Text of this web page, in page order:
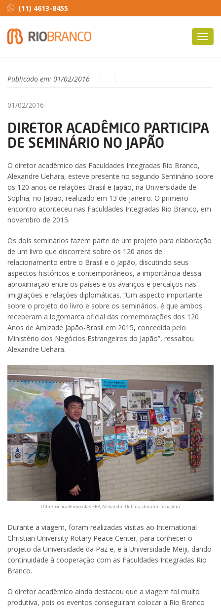
(11) 4613-8455
Publicado em: 01/02/2016
01/02/2016
DIRETOR ACADÊMICO PARTICIPA
DE SEMINÁRIO NO JAPÃO
O diretor acadêmico das Faculdades Integradas Rio Branco,
Alexandre Uehara, esteve presente no segundo Seminário sobre
os 120 anos de relações Brasil e Japão, na Universidade de
Sophia, no Japão, realizado em 13 de janeiro. O primeiro
encontro aconteceu nas Faculdades Integradas Rio Branco, em
novembro de 2015.
Os dois seminários fazem parte de um projeto para elaboração
de um livro que discorrerá sobre os 120 anos de
relacionamento entre o Brasil e o Japão, discutindo seus
aspectos históricos e contemporâneos, a importância dessa
aproximação entre os países e os avanços e percalços nas
imigrações e relações diplomáticas. “Um aspecto importante
sobre o projeto do livro e sobre os seminários, é que ambos
receberam a logomarca oficial das comemorações dos 120
Anos de Amizade Japão-Brasil em 2015, concedida pelo
Ministério dos Negócios Estrangeiros do Japão”, ressaltou
Alexandre Uehara.
O diretor acadêmico das FRB, Alexandre Uehara, durante a viagem
Durante a viagem, foram realizadas visitas ao International
Christian University Rotary Peace Center, para conhecer o
projeto da Universidade da Paz e, e à Universidade Meiji, dando
continuidade à cooperação com as Faculdades Integradas Rio
Branco.
O diretor acadêmico ainda destacou que a viagem foi muito
produtiva, pois os eventos conseguiram colocar a Rio Branco